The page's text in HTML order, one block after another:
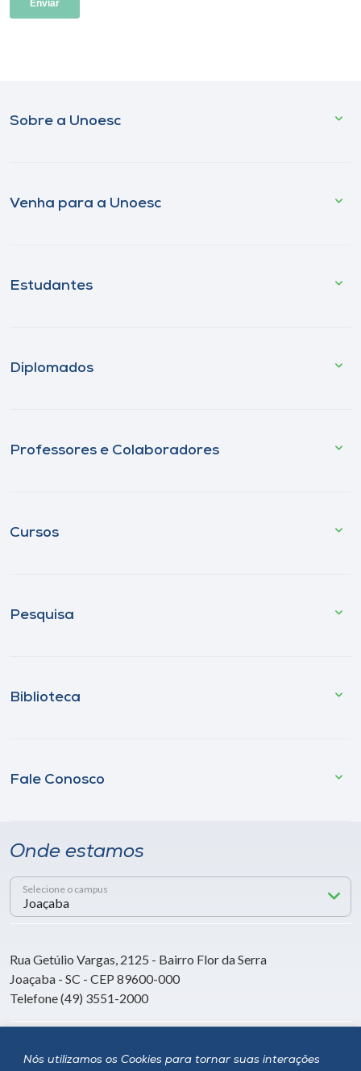
Nós utilizamos os Cookies para tornar suas interações
Sobre a Unoesc
Venha para a Unoesc
Estudantes
Diplomados
Professores e Colaboradores
Cursos
Pesquisa
Biblioteca
Fale Conosco
Onde estamos
Selecione o campus
Rua Getúlio Vargas, 2125 - Bairro Flor da Serra
Joaçaba - SC - CEP 89600-000
Telefone (49) 3551-2000
Siga a Unoesc